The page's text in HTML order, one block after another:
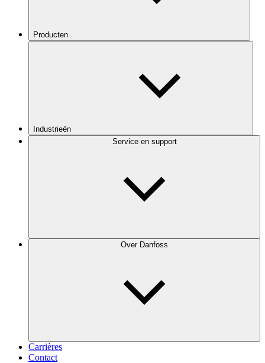
Producten
Industrieën
Service en support
Over Danfoss
Carrières
Contact